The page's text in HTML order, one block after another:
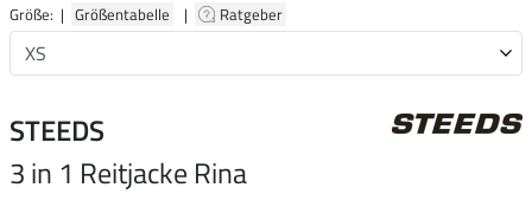
Größe: | Größentabelle | Ratgeber
STEEDS
3 in 1 Reitjacke Rina